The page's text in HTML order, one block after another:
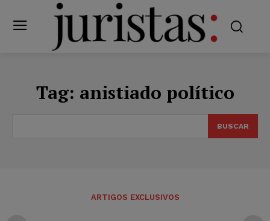
Tag: anistiado político
BUSCAR
ARTIGOS EXCLUSIVOS